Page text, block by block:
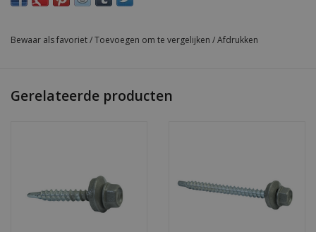
Bewaar als favoriet/Toevoegen om te vergelijken /Afdrukken
Gerelateerde producten